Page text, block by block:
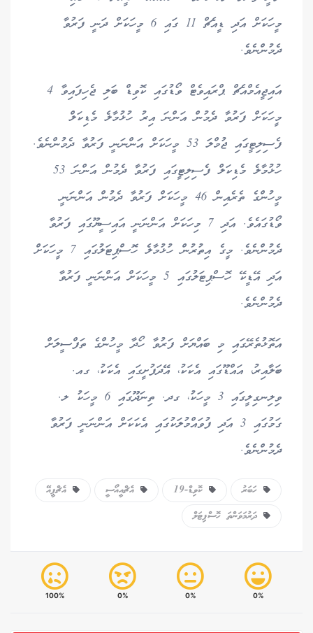
މީހަކަށް އަދި ޑީއެޗް 11 ގައި 6 މީހަކަށް ދަނީ ފަރުވާ
ދެމުންނެވެ.
އައިޖީއެމްއެޗް ޕްރައިވެޓް ވޯޑުގައި ކޮވިޑް ބަލި ޖެހިފައިވާ 4
މީހަކަށް ފަރުވާ ދެމުން އަންނަ އިރު ހުޅުމާލެ މެޑިކަލް
ފެސިލިޓީގައި ޖުމްލަ 53 މީހަކަށް އަންނަނީ ފަރުވާ ދެމުންނެވެ.
ހުޅުމާލެ މެޑިކަލް ފެސިލިޓީގައި ފަރުވާ ދެމުން އަންނަ 53
މީހުންގެ ތެރެއިން 46 މީހަކަށް ފަރުވާ ދެމުން އަންނަނީ
ވޯޑުގައެވެ. އަދި 7 މިހަކަށް އަންނަނީ އައިސީޔޫގައި ފަރުވާ
ދެމުންނެވެ. މީގެ އިތުރުން ހުޅުމާލެ ހޮސްޕިޓަލުގައި 7 މީހަކަށް
އަދި އޭޑީކޭ ހޮސްޕިޓަލުގައި 5 މީހަކަށް އަންނަނީ ފަރުވާ
ދެމުންނެވެ.
އަތޮޅުތެރޭގައި މި ބައްޔަށް ފަރުވާ ހޯދާ މީހުންގެ ތަފްސީލަށް
ބަލާއިރު، އައްޑޫގައި އެކަކު، އޭދަފުށީގައި އެކަކު، ގއ.
ވިލިނގިލީގައި 3 މީހަކު، ގދ. ތިނަދޫގައި 6 މީހަކު ލ.
ގަމުގައި 3 އަދި ފުވައްމުލަކުގައި އެކަކަށް އަންނަނީ ފަރުވާ
ދެމުންނެވެ.
ހަބަރު ކޮވިޑް-19 އެޗްއީއޯސީ
އެޗްޕީއޭ
ދަރުމަވަންތަ ހޮސްޕިޓަލް
0%
0%
0%
100%